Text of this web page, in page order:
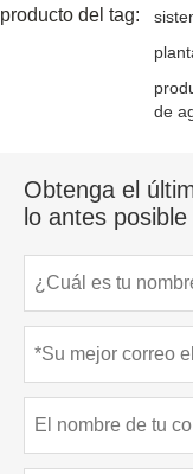
producto del tag:
de
Obtenga el
lo antes